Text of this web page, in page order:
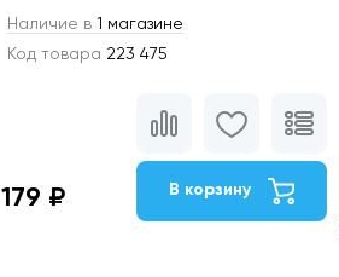
Наличие в 1 магазине
Код товара 223 475
179 ₽ В корзину